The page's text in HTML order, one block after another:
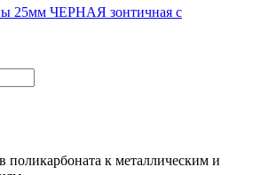
25мм ЧЕРНАЯ зонтичная с
поликарбоната к металлическим и